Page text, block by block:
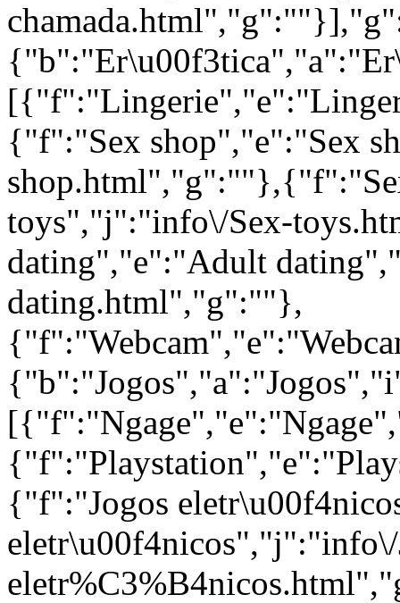
{"f":"Sex shop","e":"Sex
toys","j":"info\/Sex-
dating","e":"Adult
dating.html","g":""},
{"f":"Jogos
eletr\u00f4nicos","j":"info\/